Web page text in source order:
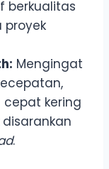
berkualitas
Mengingat
kering
.